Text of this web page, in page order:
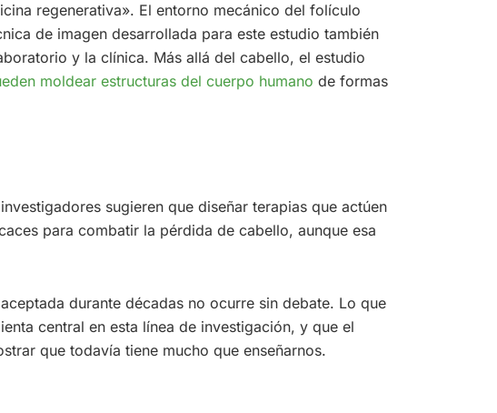
regenerativa». El entorno mecánico del folículo
de imagen desarrollada para este estudio también
y la clínica. Más allá del cabello, el estudio
moldear estructuras del cuerpo humano de formas
sugieren que diseñar terapias que actúen
para combatir la pérdida de cabello, aunque esa
durante décadas no ocurre sin debate. Lo que
central en esta línea de investigación, y que el
que todavía tiene mucho que enseñarnos.